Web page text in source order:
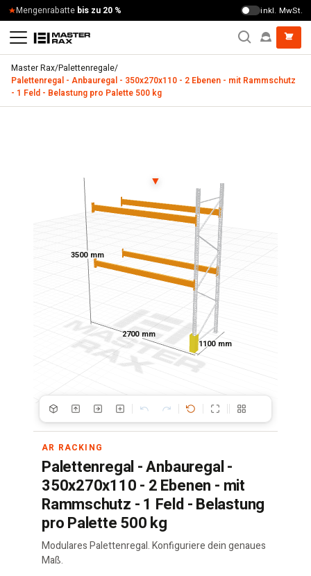
Zum Inhalt springen
Mengenrabatte bis zu 20 % inkl. MwSt.
Master Rax/Palettenregale/
Palettenregal - Anbauregal - 350x270x110 - 2 Ebenen - mit Rammschutz
- 1 Feld - Belastung pro Palette 500 kg
3500 mm
2700 mm
1100 mm
▼
AR RACKING
Palettenregal - Anbauregal -
350x270x110 - 2 Ebenen - mit
Rammschutz - 1 Feld - Belastung
pro Palette 500 kg
Modulares Palettenregal. Konfiguriere dein genaues
Maß.